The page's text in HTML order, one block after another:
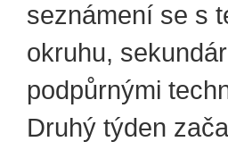
seznámení se s
okruhu,
podpůrnými
Druhý týden